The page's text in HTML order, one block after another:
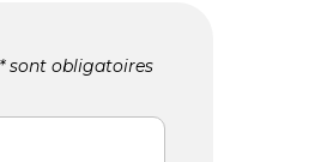
sont obligatoires